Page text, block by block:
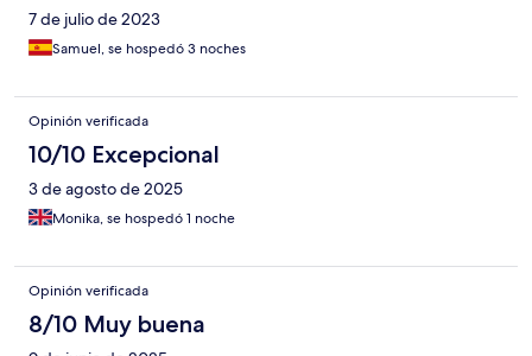
7 de julio de 2023
Samuel, se hospedó 3 noches
Opinión verificada
10/10 Excepcional
3 de agosto de 2025
Monika, se hospedó 1 noche
Opinión verificada
8/10 Muy buena